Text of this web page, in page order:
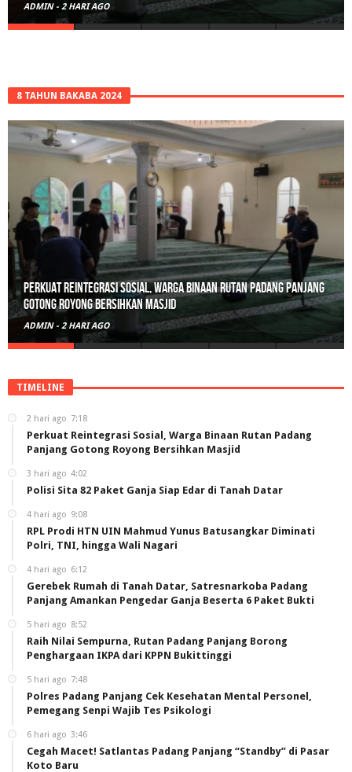
ADMIN - 2 HARI AGO
8 TAHUN BAKABA 2024
Perkuat Reintegrasi Sosial, Warga Binaan Rutan Padang Panjang
Gotong Royong Bersihkan Masjid
ADMIN - 2 HARI AGO
TIMELINE
2 hari ago 7:18
Perkuat Reintegrasi Sosial, Warga Binaan Rutan Padang
Panjang Gotong Royong Bersihkan Masjid
3 hari ago 4:02
Polisi Sita 82 Paket Ganja Siap Edar di Tanah Datar
4 hari ago 9:08
RPL Prodi HTN UIN Mahmud Yunus Batusangkar Diminati
Polri, TNI, hingga Wali Nagari
4 hari ago 6:12
Gerebek Rumah di Tanah Datar, Satresnarkoba Padang
Panjang Amankan Pengedar Ganja Beserta 6 Paket Bukti
5 hari ago 8:52
Raih Nilai Sempurna, Rutan Padang Panjang Borong
Penghargaan IKPA dari KPPN Bukittinggi
5 hari ago 7:48
Polres Padang Panjang Cek Kesehatan Mental Personel,
Pemegang Senpi Wajib Tes Psikologi
6 hari ago 3:46
Cegah Macet! Satlantas Padang Panjang “Standby” di Pasar
Koto Baru